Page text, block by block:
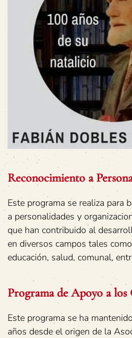
Reconocimiento a
Este programa se realiza para
a personalidades y
que han contribuido al
en diversos campos tales
educación, salud, comunal,
Programa de Apoyo a los
Este programa se ha
años desde el origen de la